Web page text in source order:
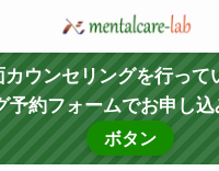
ウンセリングを行って
予約フォームでお申し込
ボタン